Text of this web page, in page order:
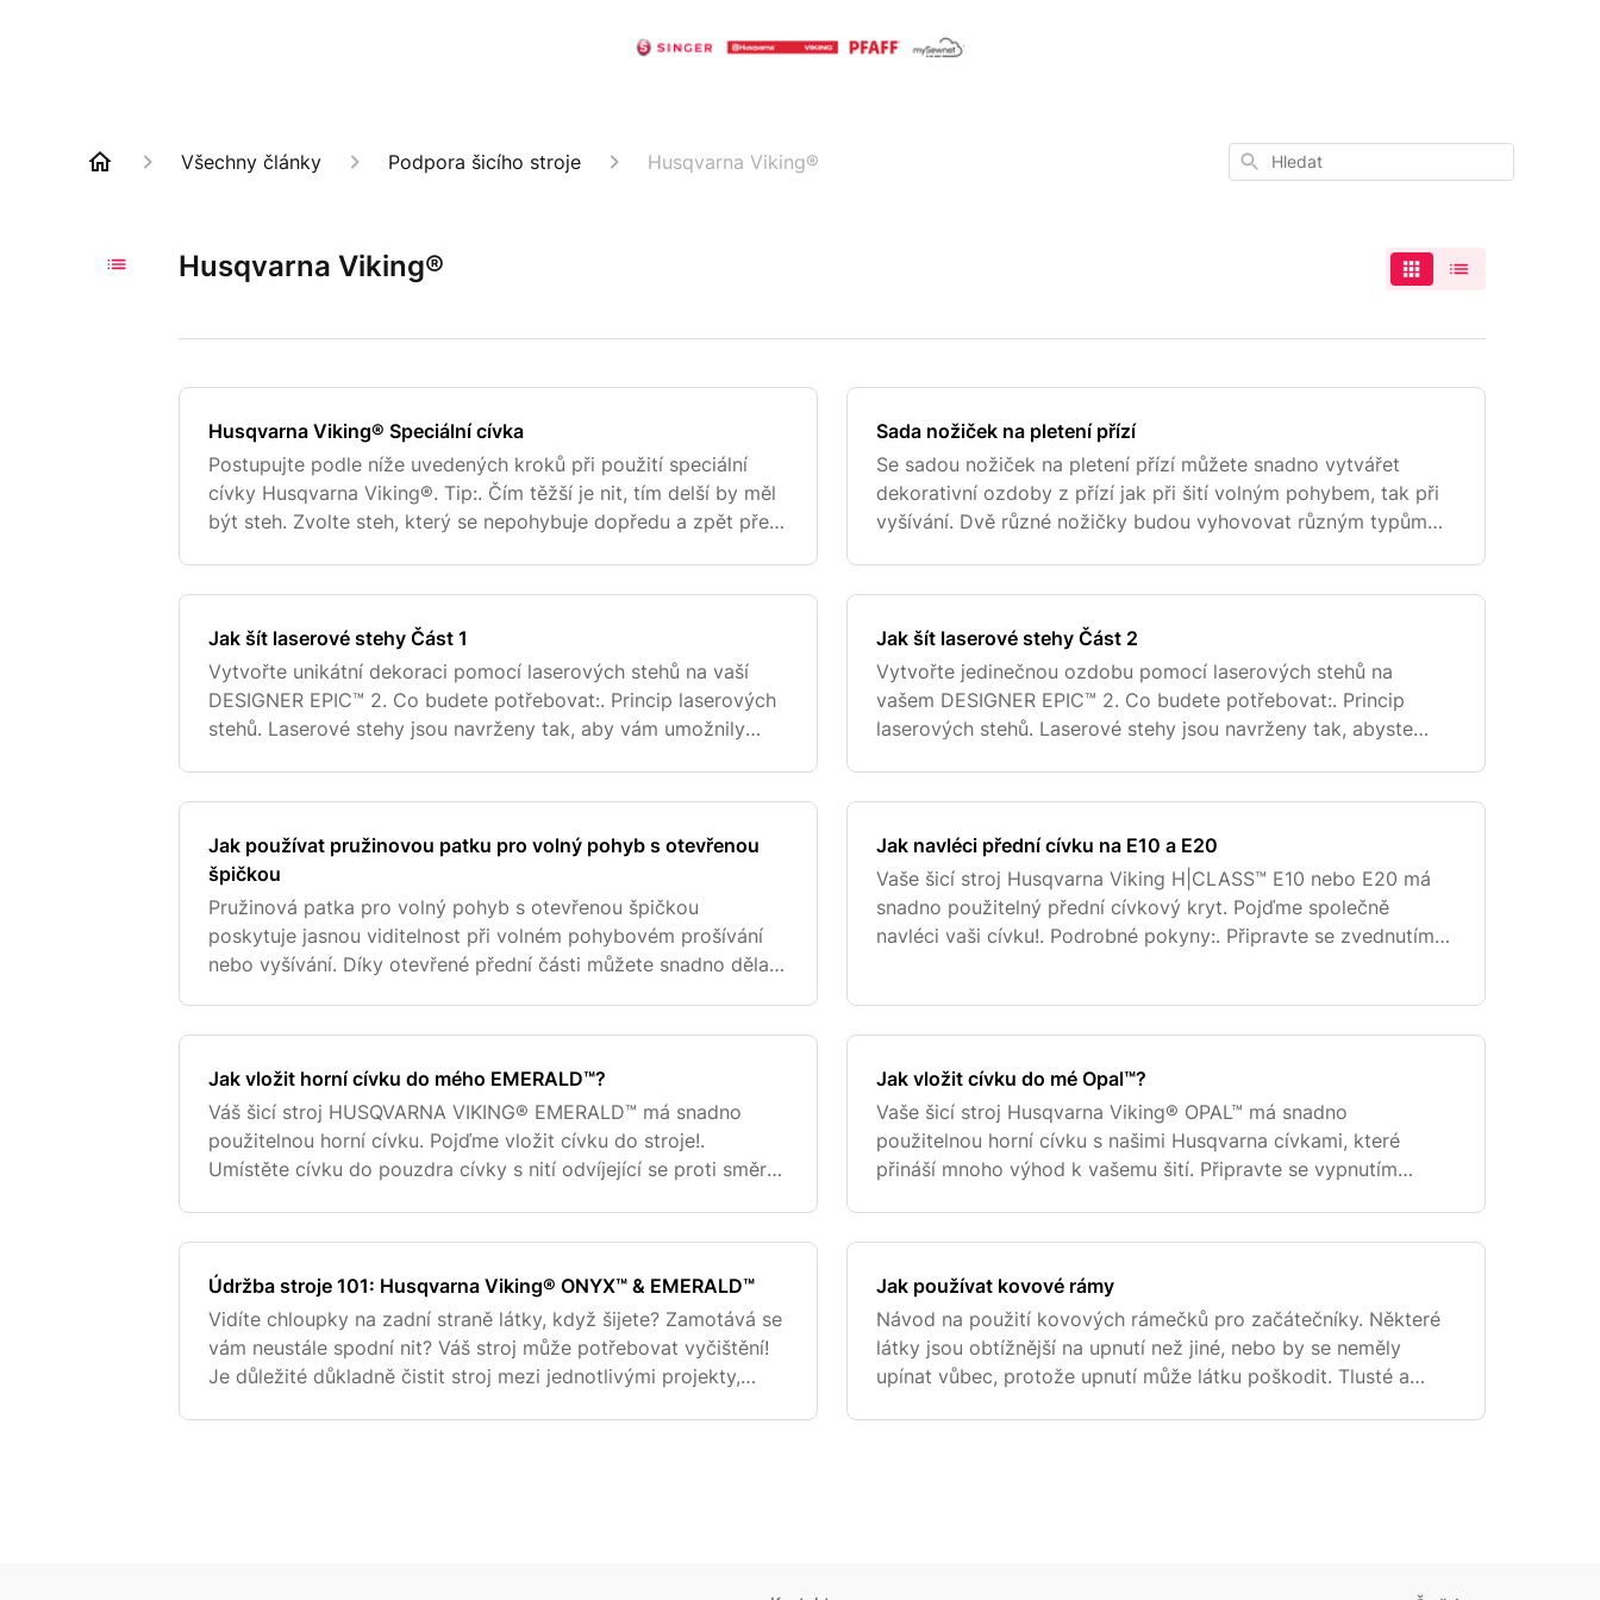
Všechny články Podpora šicího stroje Husqvarna Viking® Hledat
Husqvarna Viking®
Husqvarna Viking® Speciální cívka
Postupujte podle níže uvedených kroků při použití speciální
cívky Husqvarna Viking®. Tip:. Čím těžší je nit, tím delší by měl
být steh. Zvolte steh, který se nepohybuje dopředu a zpět přes
Sada nožiček na pletení přízí
Se sadou nožiček na pletení přízí můžete snadno vytvářet
dekorativní ozdoby z přízí jak při šití volným pohybem, tak při
vyšívání. Dvě různé nožičky budou vyhovovat různým typům
Jak šít laserové stehy Část 1
Vytvořte unikátní dekoraci pomocí laserových stehů na vaší
DESIGNER EPIC™ 2. Co budete potřebovat:. Princip laserových
stehů. Laserové stehy jsou navrženy tak, aby vám umožnily
Jak šít laserové stehy Část 2
Vytvořte jedinečnou ozdobu pomocí laserových stehů na
vašem DESIGNER EPIC™ 2. Co budete potřebovat:. Princip
laserových stehů. Laserové stehy jsou navrženy tak, abyste
Jak používat pružinovou patku pro volný pohyb s otevřenou
špičkou
Pružinová patka pro volný pohyb s otevřenou špičkou
poskytuje jasnou viditelnost při volném pohybovém prošívání
nebo vyšívání. Díky otevřené přední části můžete snadno dělat
Jak navléci přední cívku na E10 a E20
Vaše šicí stroj Husqvarna Viking H|CLASS™ E10 nebo E20 má
snadno použitelný přední cívkový kryt. Pojďme společně
navléci vaši cívku!. Podrobné pokyny:. Připravte se zvednutím
Jak vložit horní cívku do mého EMERALD™?
Váš šicí stroj HUSQVARNA VIKING® EMERALD™ má snadno
použitelnou horní cívku. Pojďme vložit cívku do stroje!.
Umístěte cívku do pouzdra cívky s nití odvíjející se proti směru
Jak vložit cívku do mé Opal™?
Vaše šicí stroj Husqvarna Viking® OPAL™ má snadno
použitelnou horní cívku s našimi Husqvarna cívkami, které
přináší mnoho výhod k vašemu šití. Připravte se vypnutím
Údržba stroje 101: Husqvarna Viking® ONYX™ & EMERALD™
Vidíte chloupky na zadní straně látky, když šijete? Zamotává se
vám neustále spodní nit? Váš stroj může potřebovat vyčištění!
Je důležité důkladně čistit stroj mezi jednotlivými projekty,
Jak používat kovové rámy
Návod na použití kovových rámečků pro začátečníky. Některé
látky jsou obtížnější na upnutí než jiné, nebo by se neměly
upínat vůbec, protože upnutí může látku poškodit. Tlusté a